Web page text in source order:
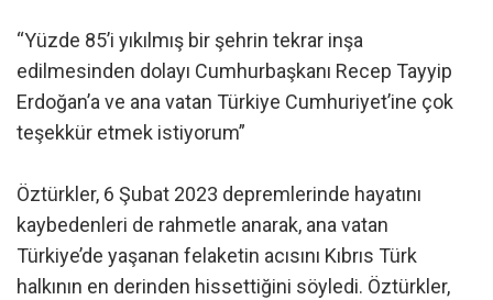
“Yüzde 85’i yıkılmış bir şehrin tekrar inşa
edilmesinden dolayı Cumhurbaşkanı Recep Tayyip
Erdoğan’a ve ana vatan Türkiye Cumhuriyet’ine çok
teşekkür etmek istiyorum”
Öztürkler, 6 Şubat 2023 depremlerinde hayatını
kaybedenleri de rahmetle anarak, ana vatan
Türkiye’de yaşanan felaketin acısını Kıbrıs Türk
halkının en derinden hissettiğini söyledi. Öztürkler,